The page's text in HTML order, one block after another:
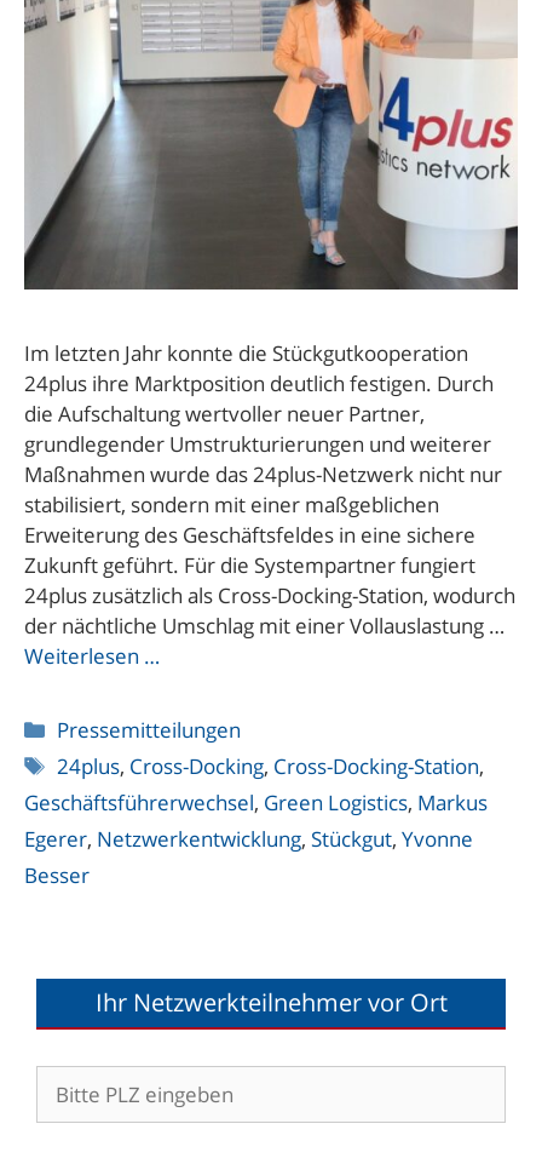
Im letzten Jahr konnte die Stückgutkooperation
24plus ihre Marktposition deutlich festigen. Durch
die Aufschaltung wertvoller neuer Partner,
grundlegender Umstrukturierungen und weiterer
Maßnahmen wurde das 24plus-Netzwerk nicht nur
stabilisiert, sondern mit einer maßgeblichen
Erweiterung des Geschäftsfeldes in eine sichere
Zukunft geführt. Für die Systempartner fungiert
24plus zusätzlich als Cross-Docking-Station, wodurch
der nächtliche Umschlag mit einer Vollauslastung …
Weiterlesen …
Kategorien
Pressemitteilungen
Schlagwörter
24plus, Cross-Docking, Cross-Docking-Station,
Geschäftsführerwechsel, Green Logistics, Markus
Egerer, Netzwerkentwicklung, Stückgut, Yvonne
Besser
Ihr Netzwerkteilnehmer vor Ort